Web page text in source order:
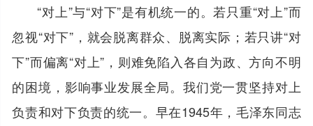
“对上”与“对下”是有机统一的。若只重“对上”而
忽视“对下”，就会脱离群众、脱离实际；若只讲“对
下”而偏离“对上”，则难免陷入各自为政、方向不明
的困境，影响事业发展全局。我们党一贯坚持对上
负责和对下负责的统一。早在1945年，毛泽东同志